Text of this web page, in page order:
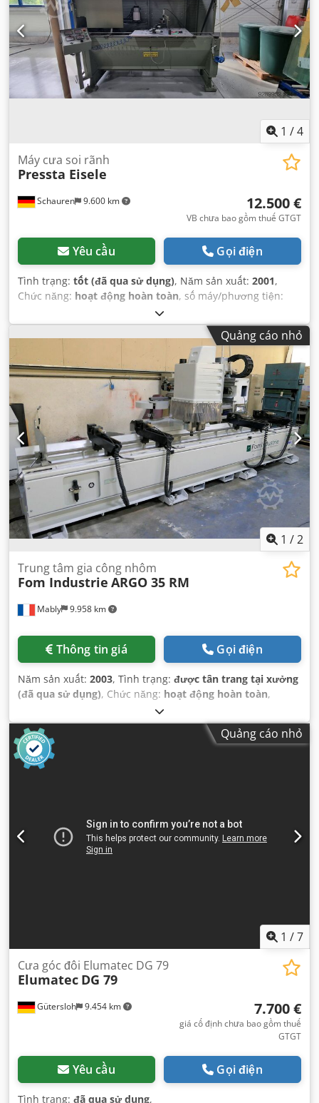
1 /4
Schauren 9.600 km
Máy cưa soi rãnh
Pressta Eisele
12.500 €
VB chưa bao gồm thuế GTGT
Yêu cầu Gọi điện
Tình trạng: tốt (đã qua sử dụng), Năm sản xuất: 2001,
Chức năng: hoạt động hoàn toàn, số máy/phương tiện:
Quảng cáo nhỏ
1 /2
Mably 9.958 km
Trung tâm gia công nhôm
Fom Industrie ARGO 35 RM
Thông tin giá Gọi điện
Năm sản xuất: 2003, Tình trạng: được tân trang tại xưởng
(đã qua sử dụng), Chức năng: hoạt động hoàn toàn,
Quảng cáo nhỏ
1 /7
Gütersloh 9.454 km
Cưa góc đôi Elumatec DG 79
Elumatec DG 79
7.700 €
giá cố định chưa bao gồm thuế
GTGT
Yêu cầu Gọi điện
Tình trạng: đã qua sử dụng,